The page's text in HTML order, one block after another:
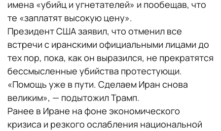
имена «убийц и угнетателей» и пообещав, что
те «заплатят высокую цену».
Президент США заявил, что отменил все
встречи с иранскими официальными лицами до
тех пор, пока, как он выразился, не прекратятся
бессмысленные убийства протестующи.
«Помощь уже в пути. Сделаем Иран снова
великим», — подытожил Трамп.
Ранее в Иране на фоне экономического
кризиса и резкого ослабления национальной